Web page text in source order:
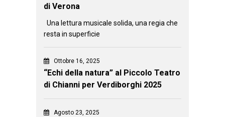
di Verona
Una lettura musicale solida, una regia che
resta in superficie
Ottobre 16, 2025
“Echi della natura” al Piccolo Teatro
di Chianni per Verdiborghi 2025
Agosto 23, 2025